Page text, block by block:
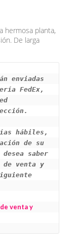
hermosa planta,
De larga
enviadas
FedEx,
hábiles,
de su
saber
de venta y
venta y